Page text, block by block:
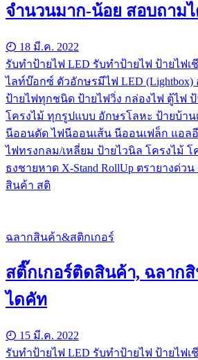
จำนวนมาก-น้อย สอบถาม
18 มี.ค. 2022
รับทําป้ายไฟ LED รับทำป้ายไฟ ป้ายไฟเ
ไลท์บ๊อกซ์ ตัวอักษรมีไฟ LED
ป้ายไฟทุกชนิด ป้ายไฟวิ่ง กล่องไฟ ตู้ไฟ ป้
โครงไม้ ทุกรูปแบบ อักษรโลหะ ป้ายบ้าน
นีออนดัด ไฟนีออนเส้น นีออนเฟล็ก แอลอี
ไฟทรงกลม/เหลี่ยม ป้ายไวนิล โครงไม้ โ
ธงชายหาด X-Stand RollUp ตรายางด่ว
สินค้า สติ
ฉลากสินค้า&สติกเกอร์
สติ๊กเกอร์ติดสินค้า, ฉลาก
ไดคัท
15 มี.ค. 2022
รับทําป้ายไฟ LED รับทำป้ายไฟ ป้ายไฟเ